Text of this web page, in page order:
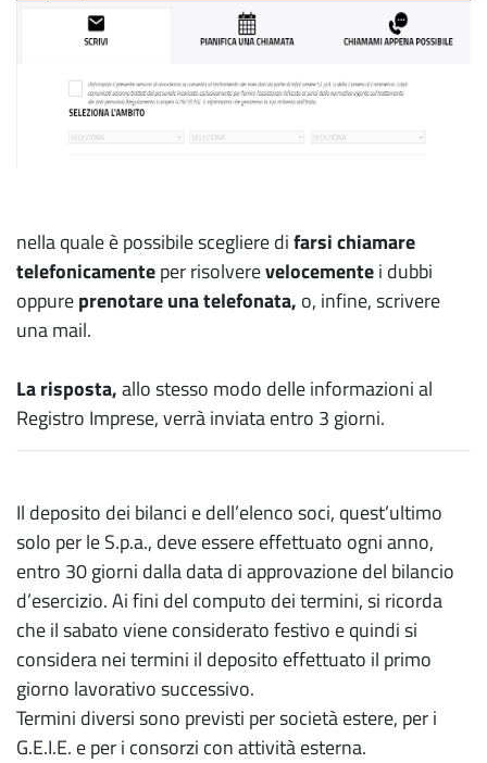
nella quale è possibile scegliere difarsi chiamare
telefonicamenteper risolverevelocementei dubbi
oppureprenotare una telefonata, o, infine, scrivere
una mail.
La risposta,allo stesso modo delle informazioni al
Registro Imprese, verrà inviata entro 3 giorni.
Il deposito dei bilanci e dell’elenco soci, quest’ultimo
solo per le S.p.a., deve essere effettuato ogni anno,
entro 30 giorni dalla data di approvazione del bilancio
d’esercizio. Ai fini del computo dei termini, si ricorda
che il sabato viene considerato festivo e quindi si
considera nei termini il deposito effettuato il primo
giorno lavorativo successivo.
Termini diversi sono previsti per società estere, per i
G.E.I.E. e per i consorzi con attività esterna.